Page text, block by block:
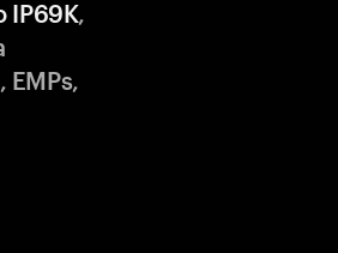
IP69K,